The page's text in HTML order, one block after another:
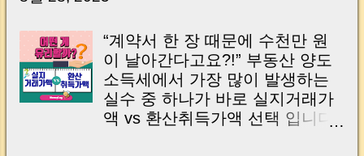
이는 가장 긴장되는 순간 입니다. 실제로 제가
중개 현장에서 겪었던 일입니다. 금요일 오후 3
시, 이체 한도에 막혀 송금이 멈췄고 그 자리에
서 계약이 무산될 뻔한 아찔한 상황이 있었습니
다. 또 어떤 분은 이렇게 말씀하십니다. “내 대출
인데 왜 내 통장으로 안 들어오죠?” “매도인이 대
“계약서 한 장 때문에 수천만 원
이 날아간다고요?!” 부동산 양도
소득세에서 가장 많이 발생하는
실수 중 하나가 바로 실지거래가
액 vs 환산취득가액 선택 입니다.